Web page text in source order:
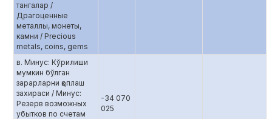
тангалар /
Драгоценные
металлы, монеты,
камни / Precious
metals, coins, gems
в. Минус: Кўрилиши
мумкин бўлган
зарарларни қоплаш
захираси / Минус:
Резерв возможных
убытков по счетам
-34 070
025